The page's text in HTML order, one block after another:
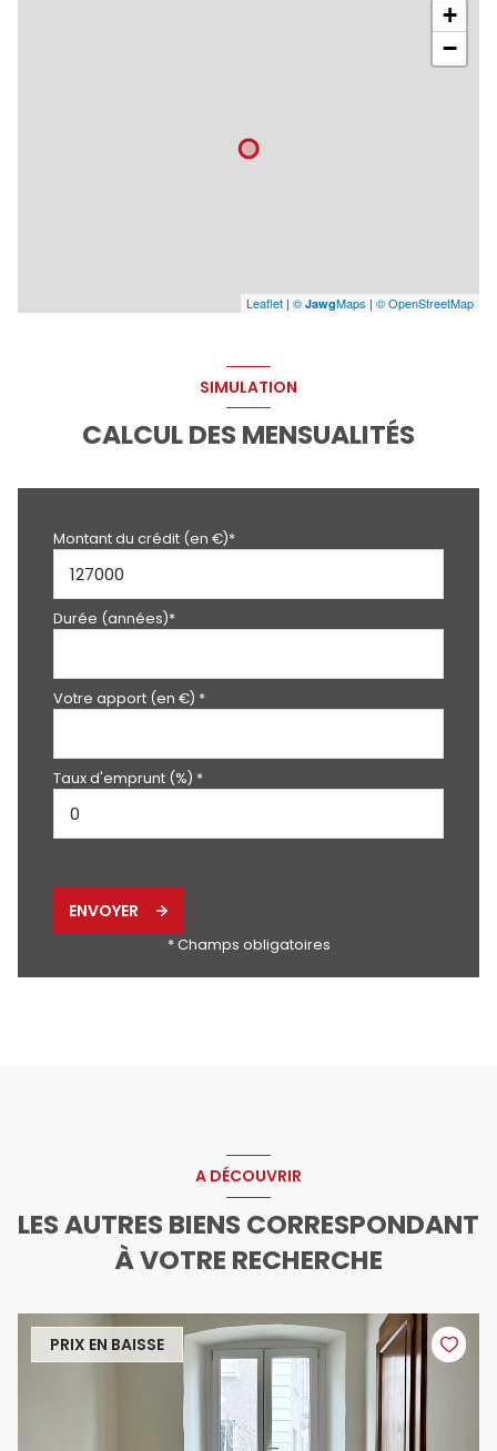
+
−
Leaflet | © JawgMaps | © OpenStreetMap
SIMULATION
CALCUL DES MENSUALITÉS
Montant du crédit (en €)*
Durée (années)*
Votre apport (en €) *
Taux d'emprunt (%) *
ENVOYER
* Champs obligatoires
A DÉCOUVRIR
LES AUTRES BIENS CORRESPONDANT
À VOTRE RECHERCHE
PRIX EN BAISSE